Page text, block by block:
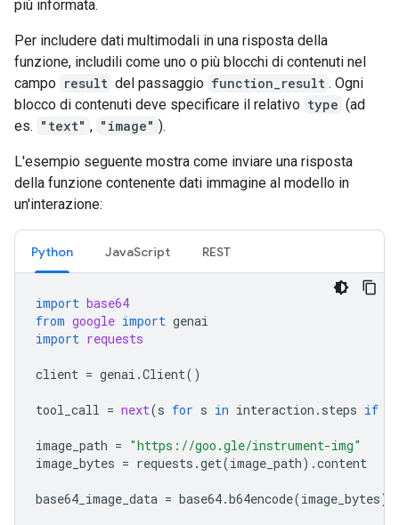
più informata.
Per includere dati multimodali in una risposta della
funzione, includili come uno o più blocchi di contenuti nel
campo result del passaggio function_result . Ogni
blocco di contenuti deve specificare il relativo type (ad
es. "text" , "image" ).
L'esempio seguente mostra come inviare una risposta
della funzione contenente dati immagine al modello in
un'interazione:
Python JavaScript REST
import base64
from google import genai
import requests
client = genai .Client()
tool_call = next(s for s in interaction . steps if
image_path = "https://goo.gle/instrument-img"
image_bytes = requests .get(image_path) .content
base64_image_data = base64.b64encode(image_bytes)